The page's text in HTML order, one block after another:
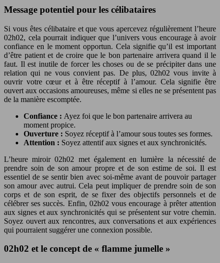
Message potentiel pour les célibataires
Si vous êtes célibataire et que vous apercevez régulièrement l’heure
02h02, cela pourrait indiquer que l’univers vous encourage à avoir
confiance en le moment opportun. Cela signifie qu’il est important
d’être patient et de croire que le bon partenaire arrivera quand il le
faut. Il est inutile de forcer les choses ou de se précipiter dans une
relation qui ne vous convient pas. De plus, 02h02 vous invite à
ouvrir votre cœur et à être réceptif à l’amour. Cela signifie être
ouvert aux occasions amoureuses, même si elles ne se présentent pas
de la manière escomptée.
Confiance : Ayez foi que le bon partenaire arrivera au
moment propice.
Ouverture : Soyez réceptif à l’amour sous toutes ses formes.
Attention : Soyez attentif aux signes et aux synchronicités.
L’heure miroir 02h02 met également en lumière la nécessité de
prendre soin de son amour propre et de son estime de soi. Il est
essentiel de se sentir bien avec soi-même avant de pouvoir partager
son amour avec autrui. Cela peut impliquer de prendre soin de son
corps et de son esprit, de se fixer des objectifs personnels et de
célébrer ses succès. Enfin, 02h02 vous encourage à prêter attention
aux signes et aux synchronicités qui se présentent sur votre chemin.
Soyez ouvert aux rencontres, aux conversations et aux expériences
qui pourraient suggérer une connexion possible.
02h02 et le concept de « flamme jumelle »